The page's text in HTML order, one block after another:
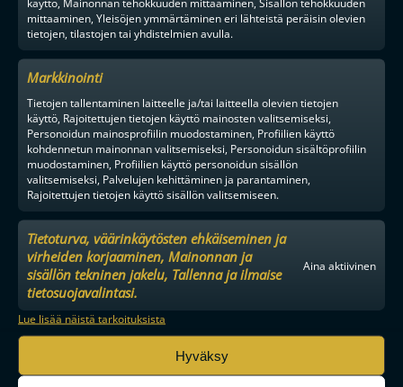
mittaaminen, Yleisöjen ymmärtäminen eri lähteistä peräisin olevien
tietojen, tilastojen tai yhdistelmien avulla.
Markkinointi
Tietojen tallentaminen laitteelle ja/tai laitteella olevien tietojen
käyttö, Rajoitettujen tietojen käyttö mainosten valitsemiseksi,
Personoidun mainosprofiilin muodostaminen, Profiilien käyttö
kohdennetun mainonnan valitsemiseksi, Personoidun sisältöprofiilin
muodostaminen, Profiilien käyttö personoidun sisällön
valitsemiseksi, Palvelujen kehittäminen ja parantaminen,
Rajoitettujen tietojen käyttö sisällön valitsemiseen.
Tietoturva, väärinkäytösten ehkäiseminen ja
virheiden korjaaminen, Mainonnan ja
sisällön tekninen jakelu, Tallenna ja ilmaise
tietosuojavalintasi.
Aina aktiivinen
Lue lisää näistä tarkoituksista
Hyväksy
MAAILMAN VIIHDYTTÄVINTÄ SALIBANDYA